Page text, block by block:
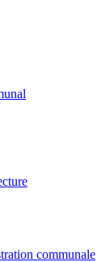
communale